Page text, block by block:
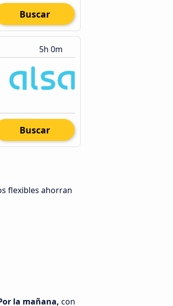
Buscar
5h 0m
Buscar
flexibles ahorran
la mañana, con